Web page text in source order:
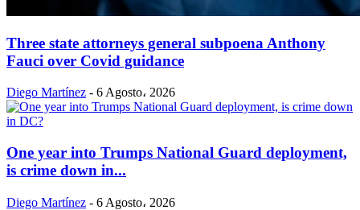
Three state attorneys general subpoena Anthony
Fauci over Covid guidance
Diego Martínez - 6 Agosto، 2026
One year into Trumps National Guard deployment,
is crime down in...
Diego Martínez - 6 Agosto، 2026